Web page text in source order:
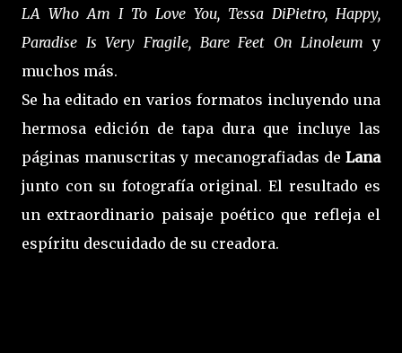
LA Who Am I To Love You, Tessa DiPietro, Happy,
Paradise Is Very Fragile, Bare Feet On Linoleum y
muchos más.
Se ha editado en varios formatos incluyendo una
hermosa edición de tapa dura que incluye las
páginas manuscritas y mecanografiadas de Lana
junto con su fotografía original. El resultado es
un extraordinario paisaje poético que refleja el
espíritu descuidado de su creadora.